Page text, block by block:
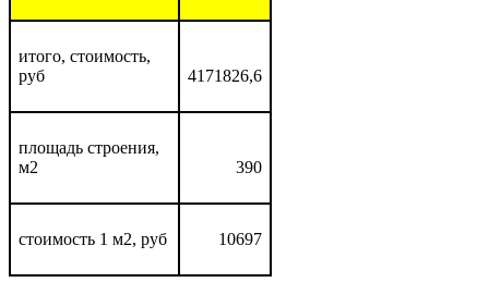
итого, стоимость,
руб
4171826,6
площадь строения,
м2
390
стоимость 1 м2, руб 10697